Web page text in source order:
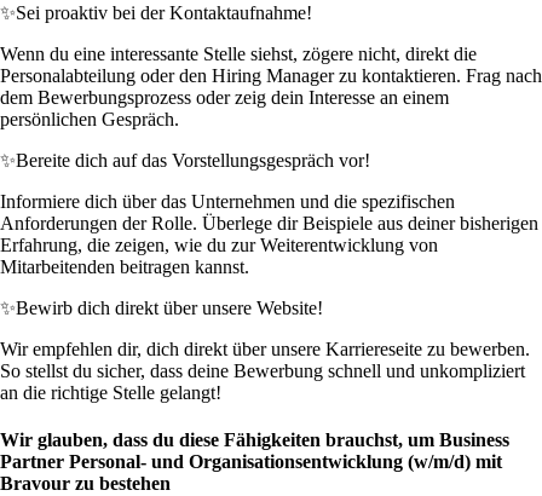
✨Sei proaktiv bei der Kontaktaufnahme!
Wenn du eine interessante Stelle siehst, zögere nicht, direkt die
Personalabteilung oder den Hiring Manager zu kontaktieren. Frag nach
dem Bewerbungsprozess oder zeig dein Interesse an einem
persönlichen Gespräch.
✨Bereite dich auf das Vorstellungsgespräch vor!
Informiere dich über das Unternehmen und die spezifischen
Anforderungen der Rolle. Überlege dir Beispiele aus deiner bisherigen
Erfahrung, die zeigen, wie du zur Weiterentwicklung von
Mitarbeitenden beitragen kannst.
✨Bewirb dich direkt über unsere Website!
Wir empfehlen dir, dich direkt über unsere Karriereseite zu bewerben.
So stellst du sicher, dass deine Bewerbung schnell und unkompliziert
an die richtige Stelle gelangt!
Wir glauben, dass du diese Fähigkeiten brauchst, um Business
Partner Personal- und Organisationsentwicklung (w/m/d) mit
Bravour zu bestehen